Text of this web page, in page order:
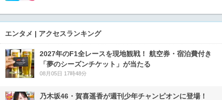
エンタメ | アクセスランキング
2027年のF1全レースを現地観戦！ 航空券・宿泊費付き
「夢のシーズンチケット」が当たる
08月05日 17時48分
乃木坂46・賀喜遥香が週刊少年チャンピオンに登場！